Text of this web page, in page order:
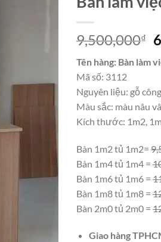
9,500,000₫
Tên hàng: Bàn làm
Mã số: 3112
Nguyên liệu: gỗ
Màu sắc: màu nâu
Kích thước: 1m2,
Bàn 1m2 tủ 1m2=
Bàn 1m4 tủ 1m4 =
Bàn 1m6 tủ 1m6 =
Bàn 1m8 tủ 1m8 =
Bàn 2m0 tủ 2m0 =
Giao hàng